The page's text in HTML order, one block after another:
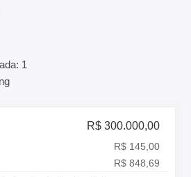
1
R$ 300.000,00
R$ 145,00
R$ 848,69